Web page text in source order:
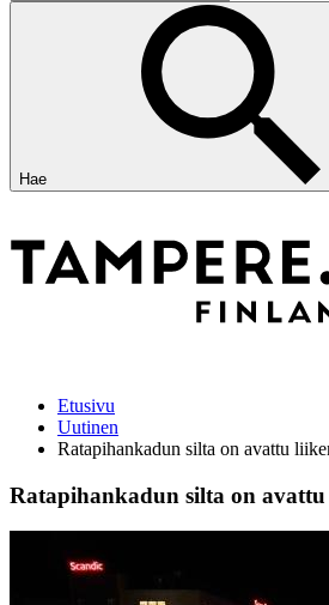
Hae
Etusivu
Uutinen
Ratapihankadun silta on avattu
Ratapihankadun silta on avattu